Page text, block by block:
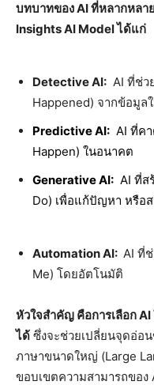
บทบาทของ AI ที่หลากหลา
Insights AI Model ได้แก่
Detective AI: AI ที่ช่ว
Happened) จากข้อมูล
Predictive AI: AI ที่ค
Happen) ในอนาคต
Generative AI: AI ที่ส
Do) เพื่อแก้ปัญหา หรือส
Automation AI: AI ที่
Me) โดยอัตโนมัติ
หัวใจสำคัญ คือการเลือกAI
ได้ ซึ่งจะช่วยเปลี่ยนจุดอ่อ
ภาษาขนาดใหญ่ (Large
ขอบเขตความสามารถของ